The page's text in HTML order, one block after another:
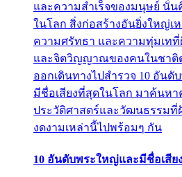
และความสำเร็จของมนุษย์ นั่
ในโลก สิ่งก่อสร้างอันยิ่งใหญ่เ
ความศรัทธา และความทุ่มเท
และจิตวิญญาณของคนในชาติต่
ออกเดินทางไปสำรวจ 10 อัน
มีชื่อเสียงที่สุดในโลก มาค้นห
ประวัติศาสตร์และวัฒนธรรมที่
งดงามเหล่านี้ไปพร้อมๆ กัน
10 อันดับพระใหญ่และมีชื่อเสีย